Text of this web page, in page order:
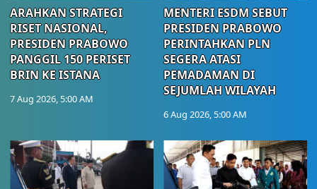
ARAHKAN STRATEGI
RISET NASIONAL,
PRESIDEN PRABOWO
PANGGIL 150 PERISET
BRIN KE ISTANA
7 Aug 2026, 5:00 AM
MENTERI ESDM SEBUT
PRESIDEN PRABOWO
PERINTAHKAN PLN
SEGERA ATASI
PEMADAMAN DI
SEJUMLAH WILAYAH
6 Aug 2026, 5:00 AM